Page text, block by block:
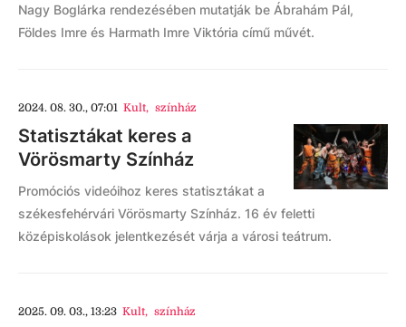
Nagy Boglárka rendezésében mutatják be Ábrahám Pál,
Földes Imre és Harmath Imre Viktória című művét.
2024. 08. 30., 07:01 Kult, színház
Statisztákat keres a
Vörösmarty Színház
Promóciós videóihoz keres statisztákat a
székesfehérvári Vörösmarty Színház. 16 év feletti
középiskolások jelentkezését várja a városi teátrum.
2025. 09. 03., 13:23 Kult, színház